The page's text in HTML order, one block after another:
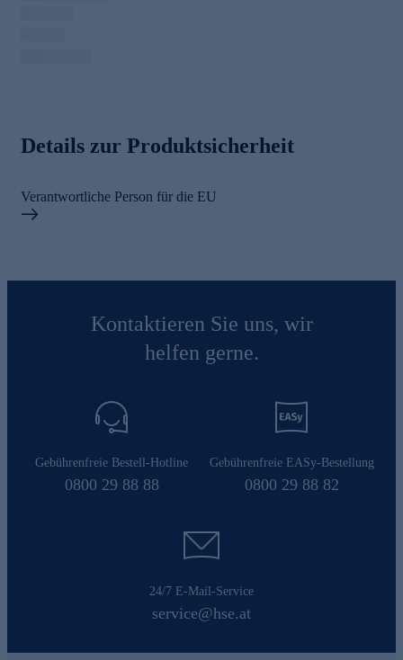
Details zur Produktsicherheit
Verantwortliche Person für die EU
Kontaktieren Sie uns, wir
helfen gerne.
Gebührenfreie Bestell-Hotline
0800 29 88 88
Gebührenfreie EASy-Bestellung
0800 29 88 82
24/7 E-Mail-Service
service@hse.at